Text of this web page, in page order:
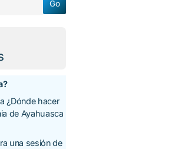
¿Dónde hacer
de Ayahuasca
una sesión de